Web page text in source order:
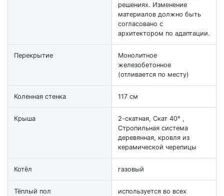
решениях. Изменение
материалов должно быть
согласовано с
архитектором по адаптации.
Перекрытие
Монолитное
железобетонное
(отливается по месту)
Коленная стенка 117 см
Крыша
2-скатная, Скат 40° ,
Стропильная система
деревянная, кровля из
керамической черепицы
Котёл газовый
Тёплый пол
используется во всех